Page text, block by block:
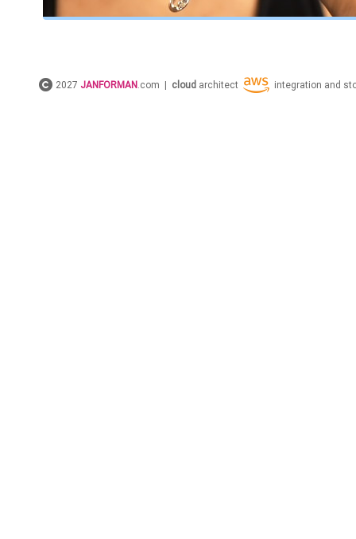
2027 JANFORMAN .com | cloud architect integration and